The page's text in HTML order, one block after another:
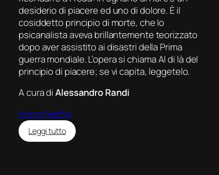
desiderio di piacere ed uno di dolore. È il
cosiddetto principio di morte, che lo
psicanalista aveva brillantemente teorizzato
dopo aver assistito ai disastri della Prima
guerra mondiale. L’opera si chiamaAl di là del
principio di piacere; se vi capita, leggetelo.
A cura diAlessandro Randi
HorrorNetflix
Leggi tutto:
Il